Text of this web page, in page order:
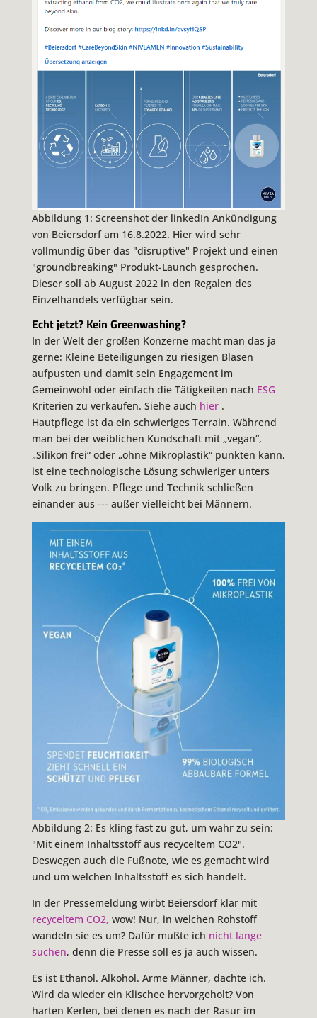
Abbildung 1: Screenshot der linkedIn Ankündigung
von Beiersdorf am 16.8.2022. Hier wird sehr
vollmundig über das "disruptive" Projekt und einen
"groundbreaking" Produkt-Launch gesprochen.
Dieser soll ab August 2022 in den Regalen des
Einzelhandels verfügbar sein.
Echt jetzt? Kein Greenwashing?
In der Welt der großen Konzerne macht man das ja
gerne: Kleine Beteiligungen zu riesigen Blasen
aufpusten und damit sein Engagement im
Gemeinwohl oder einfach die Tätigkeiten nach ESG
Kriterien zu verkaufen. Siehe auch hier .
Hautpflege ist da ein schwieriges Terrain. Während
man bei der weiblichen Kundschaft mit „vegan“,
„Silikon frei“ oder „ohne Mikroplastik“ punkten kann,
ist eine technologische Lösung schwieriger unters
Volk zu bringen. Pflege und Technik schließen
einander aus --- außer vielleicht bei Männern.
Abbildung 2: Es kling fast zu gut, um wahr zu sein:
"Mit einem Inhaltsstoff aus recyceltem CO2".
Deswegen auch die Fußnote, wie es gemacht wird
und um welchen Inhaltsstoff es sich handelt.
In der Pressemeldung wirbt Beiersdorf klar mit
recyceltem CO2, wow! Nur, in welchen Rohstoff
wandeln sie es um? Dafür mußte ich nicht lange
suchen, denn die Presse soll es ja auch wissen.
Es ist Ethanol. Alkohol. Arme Männer, dachte ich.
Wird da wieder ein Klischee hervorgeholt? Von
harten Kerlen, bei denen es nach der Rasur im